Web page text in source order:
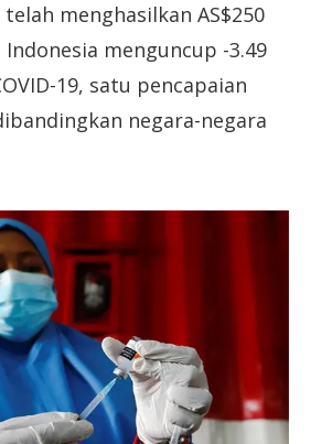
menghasilkan AS$250
menguncup -3.49
19, satu pencapaian
negara-negara